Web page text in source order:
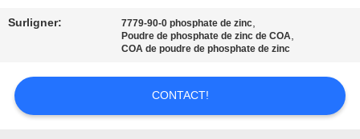
DE
QUALITÉ
Surligner: 7779-90-0 phosphate de zinc,
Poudre de phosphate de zinc de COA,
COA de poudre de phosphate de zinc
CONTACT!